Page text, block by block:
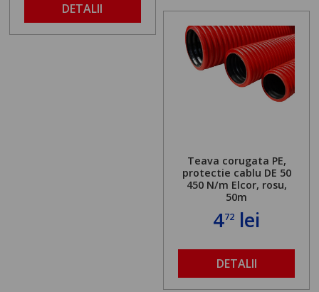
DETALII
Teava corugata PE,
protectie cablu DE 50
450 N/m Elcor, rosu,
50m
472 lei
DETALII